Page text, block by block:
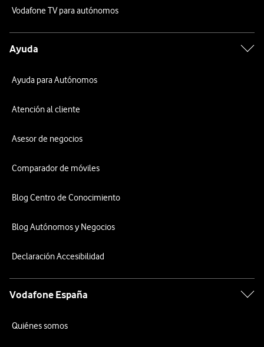
Vodafone TV para autónomos
Ayuda
Ayuda para Autónomos
Atención al cliente
Asesor de negocios
Comparador de móviles
Blog Centro de Conocimiento
Blog Autónomos y Negocios
Declaración Accesibilidad
Vodafone España
Quiénes somos